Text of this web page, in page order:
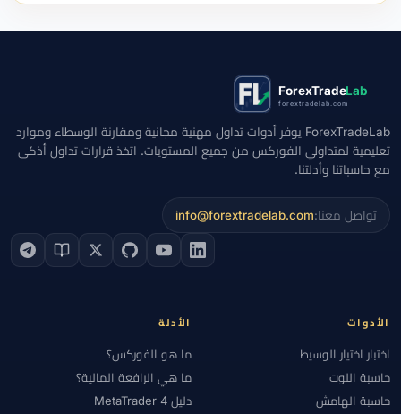
ForexTradeLab
forextradelab.com
ForexTradeLab يوفر أدوات تداول مهنية مجانية ومقارنة الوسطاء وموارد
تعليمية لمتداولي الفوركس من جميع المستويات. اتخذ قرارات تداول أذكى
مع حاسباتنا وأدلتنا.
تواصل معنا:info@forextradelab.com
الأدوات
اختبار اختيار الوسيط
حاسبة اللوت
حاسبة الهامش
الأدلة
ما هو الفوركس؟
ما هي الرافعة المالية؟
دليل MetaTrader 4